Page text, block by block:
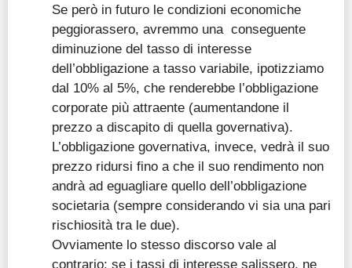
Se però in futuro le condizioni economiche
peggiorassero, avremmo una conseguente
diminuzione del tasso di interesse
dell’obbligazione a tasso variabile, ipotizziamo
dal 10% al 5%, che renderebbe l’obbligazione
corporate più attraente (aumentandone il
prezzo a discapito di quella governativa).
L’obbligazione governativa, invece, vedrà il suo
prezzo ridursi fino a che il suo rendimento non
andrà ad eguagliare quello dell’obbligazione
societaria (sempre considerando vi sia una pari
rischiosità tra le due).
Ovviamente lo stesso discorso vale al
contrario: se i tassi di interesse salissero, ne